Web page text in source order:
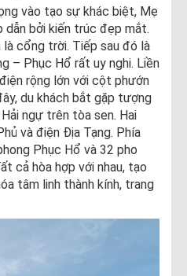
vào tạo sự khác biệt, Mẹ
dẫn bởi kiến trúc đẹp mắt.
cổng trời. Tiếp sau đó là
– Phục Hổ rất uy nghi. Liền
rộng lớn với cột phướn
du khách bắt gặp tượng
ngự trên tòa sen. Hai
và điện Địa Tạng. Phía
Phục Hổ và 32 pho
cả hòa hợp với nhau, tạo
tâm linh thành kính, trang